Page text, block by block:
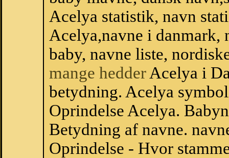
Acelya statistik, navn
Acelya,navne i danmark,
baby, navne liste,
mange hedder Acelya i
betydning. Acelya
Oprindelse Acelya.
Betydning af navne.
Oprindelse - Hvor